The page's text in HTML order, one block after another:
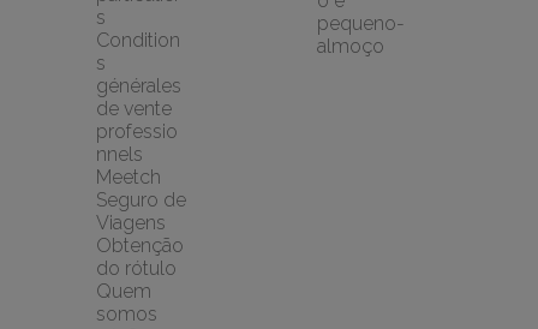
s
Condition
s
générales
de vente
professio
nnels
Meetch
Seguro de
Viagens
Obtenção
do rótulo
Quem
somos
pequeno-
almoço